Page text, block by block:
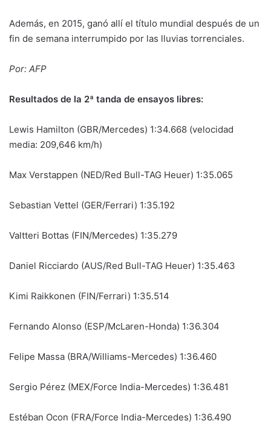
Además, en 2015, ganó allí el título mundial después de un
fin de semana interrumpido por las lluvias torrenciales.
Por: AFP
Resultados de la 2ª tanda de ensayos libres:
Lewis Hamilton (GBR/Mercedes) 1:34.668 (velocidad
media: 209,646 km/h)
Max Verstappen (NED/Red Bull-TAG Heuer) 1:35.065
Sebastian Vettel (GER/Ferrari) 1:35.192
Valtteri Bottas (FIN/Mercedes) 1:35.279
Daniel Ricciardo (AUS/Red Bull-TAG Heuer) 1:35.463
Kimi Raikkonen (FIN/Ferrari) 1:35.514
Fernando Alonso (ESP/McLaren-Honda) 1:36.304
Felipe Massa (BRA/Williams-Mercedes) 1:36.460
Sergio Pérez (MEX/Force India-Mercedes) 1:36.481
Estéban Ocon (FRA/Force India-Mercedes) 1:36.490